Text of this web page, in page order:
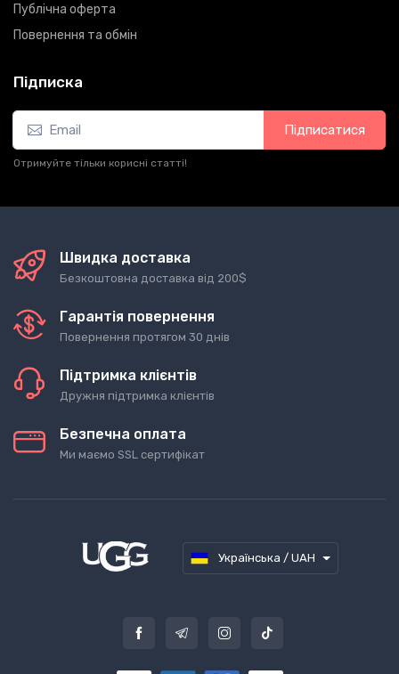
Публічна оферта
Повернення та обмін
Підписка
Підписатися
Отримуйте тільки корисні статті!
Швидка доставка
Безкоштовна доставка від 200$
Гарантія повернення
Повернення протягом 30 днів
Підтримка клієнтів
Дружня підтримка клієнтів
Безпечна оплата
Ми маємо SSL сертифікат
Українська / UAH